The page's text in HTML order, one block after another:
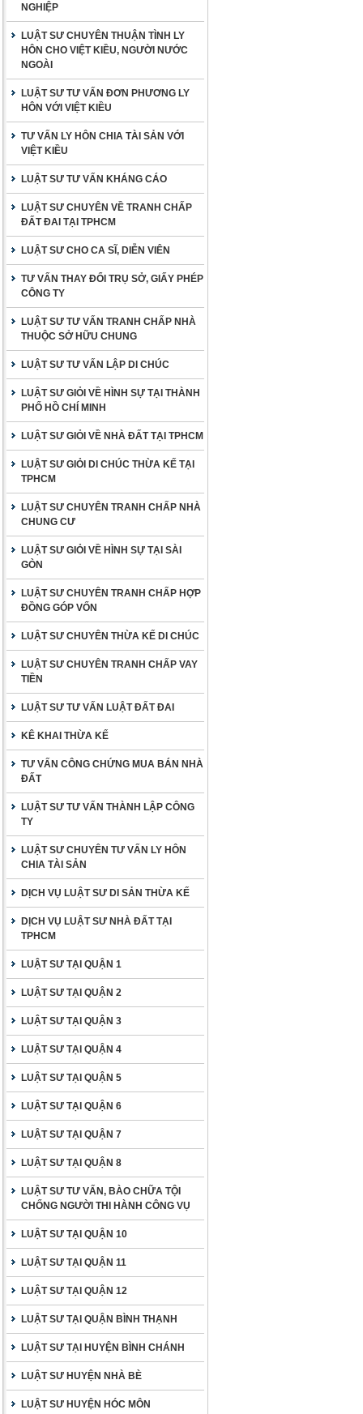
NGHIỆP
LUẬT SƯ CHUYÊN THUẬN TÌNH LY
HÔN CHO VIỆT KIỀU, NGƯỜI NƯỚC
NGOÀI
LUẬT SƯ TƯ VẤN ĐƠN PHƯƠNG LY
HÔN VỚI VIỆT KIỀU
TƯ VẤN LY HÔN CHIA TÀI SẢN VỚI
VIỆT KIỀU
LUẬT SƯ TƯ VẤN KHÁNG CÁO
LUẬT SƯ CHUYÊN VỀ TRANH CHẤP
ĐẤT ĐAI TẠI TPHCM
LUẬT SƯ CHO CA SĨ, DIỄN VIÊN
TƯ VẤN THAY ĐỔI TRỤ SỞ, GIẤY PHÉP
CÔNG TY
LUẬT SƯ TƯ VẤN TRANH CHẤP NHÀ
THUỘC SỞ HỮU CHUNG
LUẬT SƯ TƯ VẤN LẬP DI CHÚC
LUẬT SƯ GIỎI VỀ HÌNH SỰ TẠI THÀNH
PHỐ HỒ CHÍ MINH
LUẬT SƯ GIỎI VỀ NHÀ ĐẤT TẠI TPHCM
LUẬT SƯ GIỎI DI CHÚC THỪA KẾ TẠI
TPHCM
LUẬT SƯ CHUYÊN TRANH CHẤP NHÀ
CHUNG CƯ
LUẬT SƯ GIỎI VỀ HÌNH SỰ TẠI SÀI
GÒN
LUẬT SƯ CHUYÊN TRANH CHẤP HỢP
ĐỒNG GÓP VỐN
LUẬT SƯ CHUYÊN THỪA KẾ DI CHÚC
LUẬT SƯ CHUYÊN TRANH CHẤP VAY
TIỀN
LUẬT SƯ TƯ VẤN LUẬT ĐẤT ĐAI
KÊ KHAI THỪA KẾ
TƯ VẤN CÔNG CHỨNG MUA BÁN NHÀ
ĐẤT
LUẬT SƯ TƯ VẤN THÀNH LẬP CÔNG
TY
LUẬT SƯ CHUYÊN TƯ VẤN LY HÔN
CHIA TÀI SẢN
DỊCH VỤ LUẬT SƯ DI SẢN THỪA KẾ
DỊCH VỤ LUẬT SƯ NHÀ ĐẤT TẠI
TPHCM
LUẬT SƯ TẠI QUẬN 1
LUẬT SƯ TẠI QUẬN 2
LUẬT SƯ TẠI QUẬN 3
LUẬT SƯ TẠI QUẬN 4
LUẬT SƯ TẠI QUẬN 5
LUẬT SƯ TẠI QUẬN 6
LUẬT SƯ TẠI QUẬN 7
LUẬT SƯ TẠI QUẬN 8
LUẬT SƯ TƯ VẤN, BÀO CHỮA TỘI
CHỐNG NGƯỜI THI HÀNH CÔNG VỤ
LUẬT SƯ TẠI QUẬN 10
LUẬT SƯ TẠI QUẬN 11
LUẬT SƯ TẠI QUẬN 12
LUẬT SƯ TẠI QUẬN BÌNH THẠNH
LUẬT SƯ TẠI HUYỆN BÌNH CHÁNH
LUẬT SƯ HUYỆN NHÀ BÈ
LUẬT SƯ HUYỆN HÓC MÔN